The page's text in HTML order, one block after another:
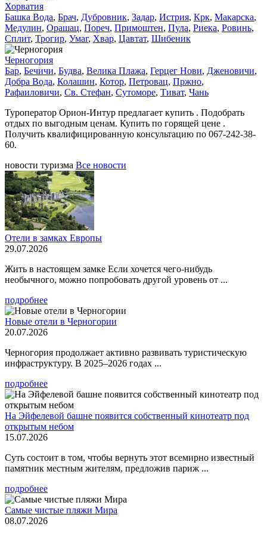
Хорватия
Башка Вода, Брач, Дубровник, Задар, Истрия, Крк, Макарска,
Медулин, Орашац, Пореч, Примоштен, Пула, Риека, Ровинь,
Сплит, Трогир, Умаг, Хвар, Цавтат, Шибеник
Черногория
Бар, Бечичи, Будва, Велика Плажа, Герцег Нови, Дженовичи,
Добра Вода, Колашин, Котор, Петровац, Пржно,
Рафаиловичи, Св. Стефан, Сутоморе, Тиват, Чань
Туроператор Орион-Интур предлагает купить . Подобрать
отдых по выгодным ценам. Купить по горящей цене .
Получить квалифицированную консультацию по 067-242-38-
60.
новости туризма Все новости
Отели в замках Европы
29.07.2026
Жить в настоящем замке Если хочется чего-нибудь
необычного, можно попробовать другой уровень от ...
подробнее
Новые отели в Черногории
20.07.2026
Черногория продолжает активно развивать туристическую
инфраструктуру. В 2025–2026 годах ...
подробнее
На Эйфелевой башне появится собственный кинотеатр под
открытым небом
15.07.2026
Суть состоит в том, чтобы вернуть этот всемирно известный
памятник местным жителям, предложив париж ...
подробнее
Самые чистые пляжи Мира
08.07.2026